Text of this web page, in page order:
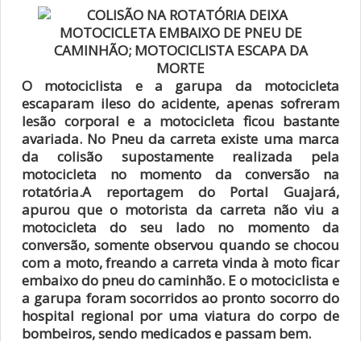
O motociclista e a garupa da motocicleta
escaparam ileso do acidente, apenas sofreram
lesão corporal e a motocicleta ficou bastante
avariada. No Pneu da carreta existe uma marca
da colisão supostamente realizada pela
motocicleta no momento da conversão na
rotatória.A reportagem do Portal Guajará,
apurou que o motorista da carreta não viu a
motocicleta do seu lado no momento da
conversão, somente observou quando se chocou
com a moto, freando a carreta vinda à moto ficar
embaixo do pneu do caminhão. E o motociclista e
a garupa foram socorridos ao pronto socorro do
hospital regional por uma viatura do corpo de
bombeiros, sendo medicados e passam bem.